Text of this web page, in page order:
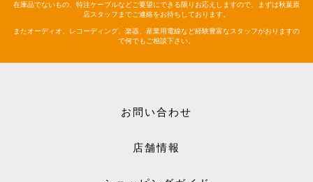
在庫品でないもの、特注ケーブルなどご要望にできる限りお応えしますので、まずは秋葉原
店スタッフまでご連絡をお待ちしております。
またオーディオ、レコーディング、楽器、産業用電線など経験豊富なスタッフがおりますの
で何でもご相談下さい。
お問い合わせ
店舗情報